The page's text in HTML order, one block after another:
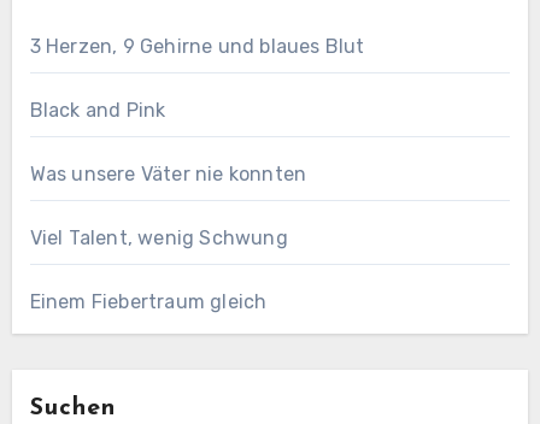
3 Herzen, 9 Gehirne und blaues Blut
Black and Pink
Was unsere Väter nie konnten
Viel Talent, wenig Schwung
Einem Fiebertraum gleich
Suchen